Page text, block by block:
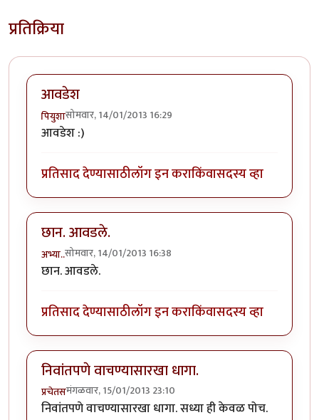
प्रतिक्रिया
आवडेश
पियुशासोमवार, 14/01/2013 16:29
आवडेश :)
प्रतिसाद देण्यासाठीलॉग इन कराकिंवासदस्य व्हा
छान. आवडले.
अभ्या..सोमवार, 14/01/2013 16:38
छान. आवडले.
प्रतिसाद देण्यासाठीलॉग इन कराकिंवासदस्य व्हा
निवांतपणे वाचण्यासारखा धागा.
प्रचेतसमंगळवार, 15/01/2013 23:10
निवांतपणे वाचण्यासारखा धागा. सध्या ही केवळ पोच.